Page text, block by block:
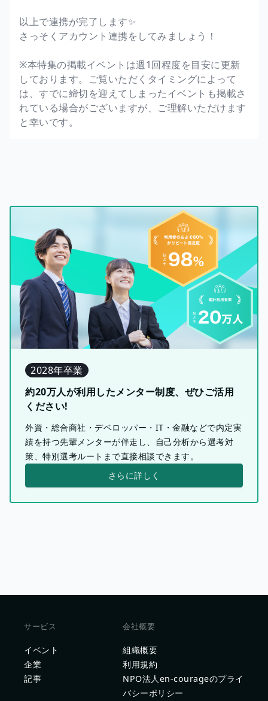
以上で連携が完了します✨
さっそくアカウント連携をしてみましょう！
※本特集の掲載イベントは週1回程度を目安に更新
しております。ご覧いただくタイミングによって
は、すでに締切を迎えてしまったイベントも掲載さ
れている場合がございますが、ご理解いただけます
と幸いです。
2028年卒業
約20万人が利用したメンター制度、ぜひご活用
ください!
外資・総合商社・デベロッパー・IT・金融などで内定実
績を持つ先輩メンターが伴走し、自己分析から選考対
策、特別選考ルートまで直接相談できます。
さらに詳しく
サービス
イベント
企業
記事
会社概要
組織概要
利用規約
NPO法人en-courageのプライ
バシーポリシー